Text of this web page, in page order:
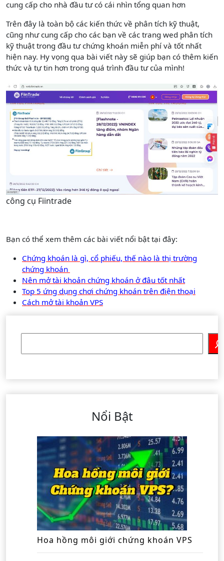
cung cấp cho nhà đầu tư có cái nhìn tổng quan hơn
Trên đây là toàn bộ các kiến thức về phân tích kỹ thuật,
cũng như cung cấp cho các bạn về các trang wed phân tích
kỹ thuật trong đầu tư chứng khoán miễn phí và tốt nhất
hiện nay. Hy vọng qua bài viết này sẽ giúp bạn có thêm kiến
thức và tự tin hơn trong quá trình đầu tư của mình!
công cụ Fiintrade
Bạn có thể xem thêm các bài viết nổi bật tại đây:
Chứng khoán là gì, cổ phiếu, thế nào là thị trường
chứng khoán
Nên mở tài khoản chứng khoán ở đâu tốt nhất
Top 5 ứng dụng chơi chứng khoán trên điện thoại
Cách mở tài khoản VPS
kiếm
Nổi Bật
Hoa hồng môi giới chứng khoán VPS